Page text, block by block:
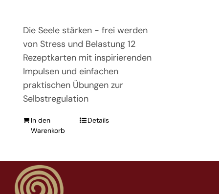
Die Seele stärken - frei werden
von Stress und Belastung 12
Rezeptkarten mit inspirierenden
Impulsen und einfachen
praktischen Übungen zur
Selbstregulation
In den
Warenkorb
Details